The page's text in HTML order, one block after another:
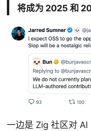
将成为 2025 和
一边是 Zig 社区对 AI